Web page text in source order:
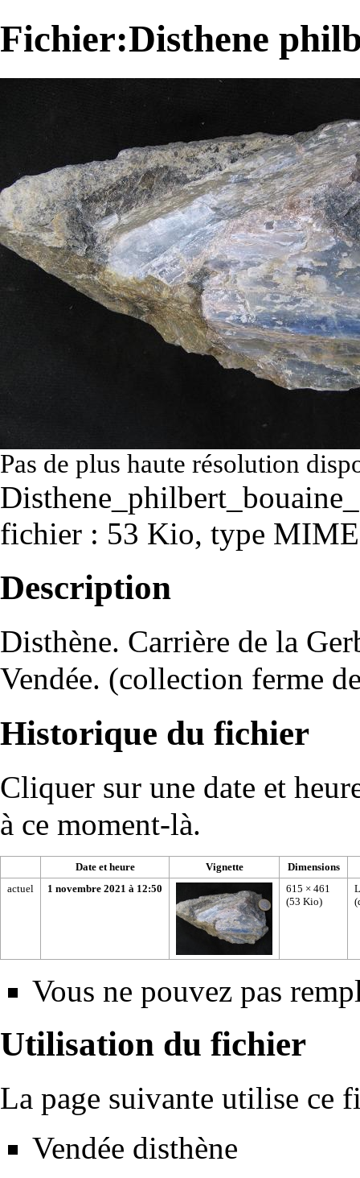
Fichier:Disthene
Pas de plus haute résolution
fichier : 53 Kio, type
Description
Disthène. Carrière de la
Vendée. (collection ferme
Historique du fichier
Cliquer sur une date et
à ce moment-là.
Date et heure Vignette
Dimensions
actuel
1 novembre 2021 à 12:50
615 × 461
(53 Kio)
(
Vous ne pouvez pas
Utilisation du fichier
La page suivante utilise ce
Vendée disthène